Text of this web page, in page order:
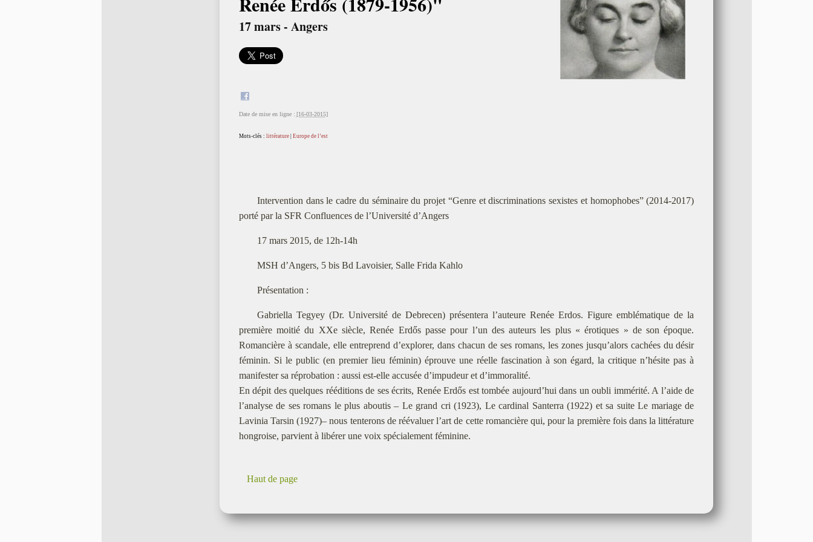
17 mars - Angers
Date de mise en ligne : [16-03-2015]
Mots-clés : littérature| Europe de l’est
Intervention dans le cadre du séminaire du projet “Genre et discriminations sexistes et homophobes” (2014-2017)
porté par la SFR Confluences de l’Université d’Angers
17 mars 2015, de 12h-14h
MSH d’Angers, 5 bis Bd Lavoisier, Salle Frida Kahlo
Présentation :
Gabriella Tegyey (Dr. Université de Debrecen) présentera l’auteure Renée Erdos. Figure emblématique de la
première moitié du XXe siècle, Renée Erdős passe pour l’un des auteurs les plus « érotiques » de son époque.
Romancière à scandale, elle entreprend d’explorer, dans chacun de ses romans, les zones jusqu’alors cachées du désir
féminin. Si le public (en premier lieu féminin) éprouve une réelle fascination à son égard, la critique n’hésite pas à
manifester sa réprobation : aussi est-elle accusée d’impudeur et d’immoralité.
En dépit des quelques rééditions de ses écrits, Renée Erdős est tombée aujourd’hui dans un oubli immérité. A l’aide de
l’analyse de ses romans le plus aboutis – Le grand cri (1923), Le cardinal Santerra (1922) et sa suite Le mariage de
Lavinia Tarsin (1927)– nous tenterons de réévaluer l’art de cette romancière qui, pour la première fois dans la littérature
hongroise, parvient à libérer une voix spécialement féminine.
Haut de page